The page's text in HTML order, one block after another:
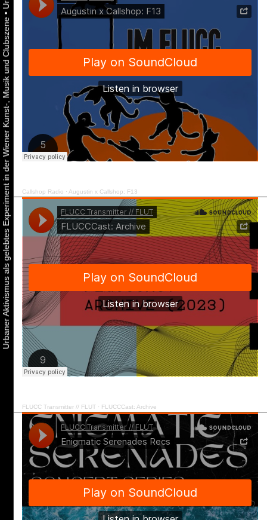
Urbaner Aktivismus als gelebtes Experiment in der Wiener Kunst-, Musik und Clubszene
•
Callshop Radio · Augustin x Callshop: F13
FLUCC Transmitter // FLUT · FLUCCCast: Archive